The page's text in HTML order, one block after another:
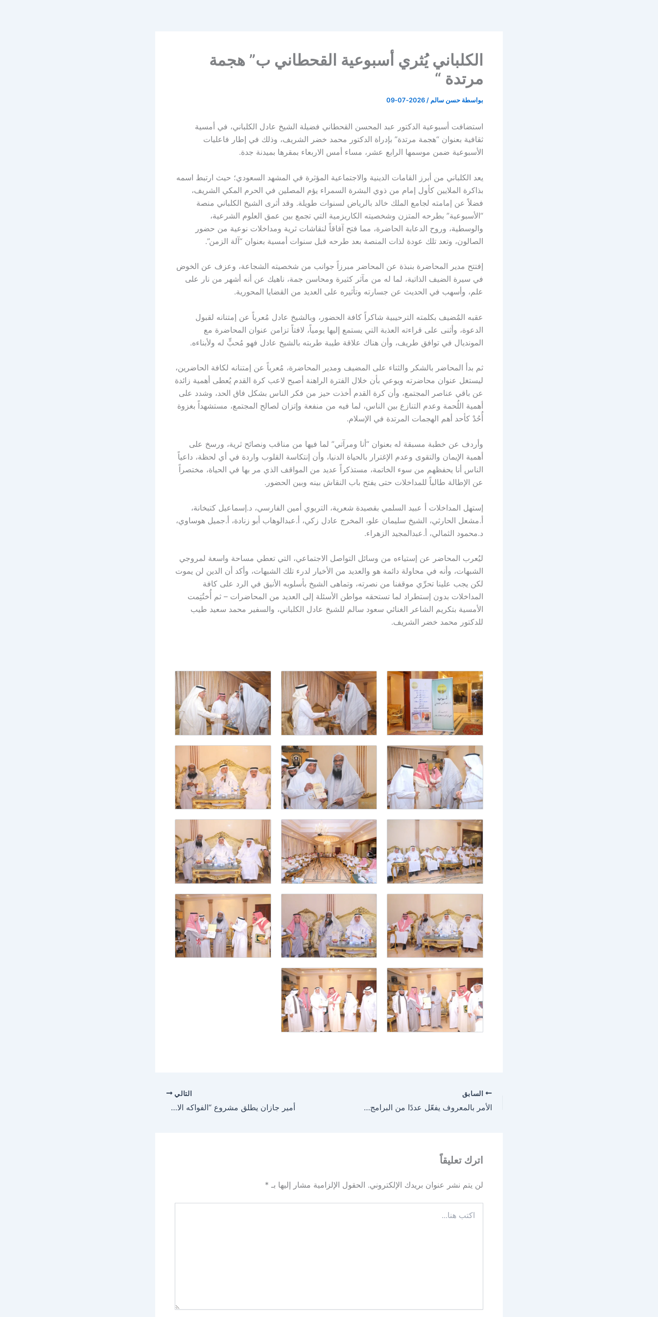
الكلباني يُثري أسبوعية القحطاني ب” هجمة
مرتدة “
بواسطة حسن سالم /
2026-07-09
استضافت أسبوعية الدكتور عبد المحسن القحطاني فضيلة الشيخ عادل الكلباني، في أمسية
ثقافية بعنوان “هجمة مرتدة” بإدراة الدكتور محمد خضر الشريف، وذلك في إطار فاعليات
الأسبوعية ضمن موسمها الرابع عشر، مساء أمس الاربعاء بمقرها بميدنة جدة.
يعد الكلباني من أبرز القامات الدينية والاجتماعية المؤثرة في المشهد السعودي؛ حيث ارتبط اسمه
بذاكرة الملايين كأول إمام من ذوي البشرة السمراء يؤم المصلين في الحرم المكي الشريف،
فضلاً عن إمامته لجامع الملك خالد بالرياض لسنوات طويلة. وقد أثرى الشيخ الكلباني منصة
“الأسبوعية” بطرحه المتزن وشخصيته الكاريزمية التي تجمع بين عمق العلوم الشرعية،
والوسطية، وروح الدعابة الحاضرة، مما فتح آفاقاً لنقاشات ثرية ومداخلات نوعية من حضور
الصالون، وتعد تلك عودة لذات المنصة بعد طرحه قبل سنوات أمسية بعنوان “آلة الزمن”.
إفتتح مدير المحاضرة بنبذة عن المحاضر مبرزاً جوانب من شخصيته الشجاعة، وعزف عن الخوض
في سيرة الضيف الذاتية، لما له من مآثر كثيرة ومحاسن جمة، ناهيك عن أنه أشهر من نار على
علم، وأسهب في الحديث عن جسارته وتأثيره على العديد من القضايا المحورية.
عقبه المُضيف بكلمته الترحيبية شاكراً كافة الحضور، وبالشيخ عادل مُعرباً عن إمتنانه لقبول
الدعوة، وأثنى على قراءته العذبة التي يستمع إليها يومياً، لافتاً تزامن عنوان المحاضرة مع
المونديال في توافق طريف، وأن هناك علاقة طيبة طربته بالشيخ عادل فهو مُحبٍّ له ولأبناءه.
ثم بدأ المحاضر بالشكر والثناء على المضيف ومدير المحاضرة، مُعرباً عن إمتنانه لكافة الحاضرين،
ليستغل عنوان محاضرته ويوعي بأن خلال الفترة الراهنة أصبح لاعب كرة القدم يُعطى أهمية زائدة
عن باقي عناصر المجتمع، وأن كرة القدم أخذت حيز من فكر الناس بشكل فاق الحد، وشدد على
أهمية اللُحمة وعدم التنازع بين الناس، لما فيه من منفعة وإتزان لصالح المجتمع، مستشهداً بغزوة
أُحُدْ كأحد أهم الهجمات المرتدة في الإسلام.
وأردف عن خطبة مسبقة له بعنوان “أنا ومرآتي” لما فيها من مناقب ونصائح ثرية، ورسخ على
أهمية الإيمان والتقوى وعدم الإغترار بالحياة الدنيا، وأن إنتكاسة القلوب واردة في أي لحظة، داعياً
الناس أنا يحفظهم من سوء الخاتمة، مستذكراً عديد من المواقف الذي مر بها في الحياة، مختصراً
عن الإطالة طالباً للمداخلات حتى يفتح باب النقاش بينه وبين الحضور.
إستهل المداخلات أ عبيد السلمي بقصيدة شعرية، التربوي أمين الفارسي، د.إسماعيل كتبخانة،
أ.مشعل الحارثي، الشيخ سليمان علو، المخرج عادل زكي، أ.عبدالوهاب أبو زنادة، أ.جميل هوساوي،
د.محمود الثمالي، أ.عبدالمجيد الزهراء.
ليُعرب المحاضر عن إستياءه من وسائل التواصل الاجتماعي، التي تعطي مساحة واسعة لمروجي
الشبهات، وأنه في محاولة دائمة هو والعديد من الأخيار لدرء تلك الشبهات، وأكد أن الدين لن يموت
لكن يجب علينا تحرِّي موقفنا من نصرته، وتماهى الشيخ بأسلوبه الأنيق في الرد على كافة
المداخلات بدون إستطراد لما تستحقه مواطن الأسئلة إلى العديد من المحاضرات – ثم أُختُتِمت
الأمسية بتكريم الشاعر الغنائي سعود سالم للشيخ عادل الكلباني، والسفير محمد سعيد طيب
للدكتور محمد خضر الشريف.
السابق
الأمر بالمعروف يفعّل عددًا من البرامج التوعوية في الباحة
التالي
أمير جازان يطلق مشروع “الفواكه الاستوائية والبيوت المحمية”
اترك تعليقاً
لن يتم نشر عنوان بريدك الإلكتروني. الحقول الإلزامية مشار إليها بـ *
هنا...